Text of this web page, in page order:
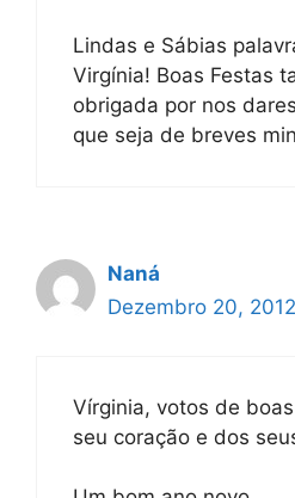
Lindas e Sábias
Virgínia! Boas Festas
obrigada por nos
que seja de breves
Naná
Dezembro 20,
Vírginia, votos de
seu coração e dos